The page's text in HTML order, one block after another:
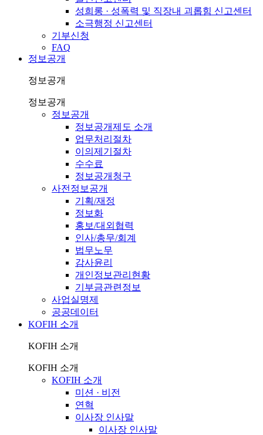
성희롱 · 성폭력 및 직장내 괴롭힘 신고센터
소극행정 신고센터
기부신청
FAQ
정보공개
정보공개
정보공개
정보공개
정보공개제도 소개
업무처리절차
이의제기절차
수수료
정보공개청구
사전정보공개
기획/재정
정보화
홍보/대외협력
인사/총무/회계
법무노무
감사윤리
개인정보관리현황
기부금관련정보
사업실명제
공공데이터
KOFIH 소개
KOFIH 소개
KOFIH 소개
KOFIH 소개
미션 · 비전
연혁
이사장 인사말
이사장 인사말